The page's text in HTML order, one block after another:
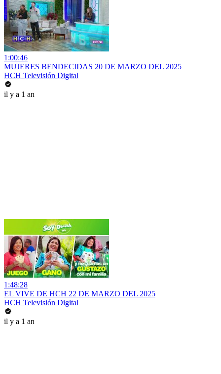
1:00:46
MUJERES BENDECIDAS 20 DE MARZO DEL 2025
HCH Televisión Digital
il y a 1 an
1:48:28
EL VIVE DE HCH 22 DE MARZO DEL 2025
HCH Televisión Digital
il y a 1 an